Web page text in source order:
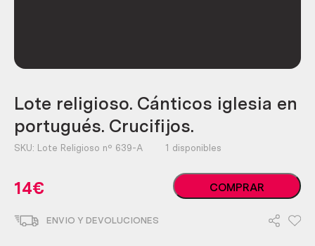
Lote religioso. Cánticos iglesia en
portugués. Crucifijos.
SKU: Lote Religioso nº 639-A 1 disponibles
14€
Lote
religioso.
COMPRAR
ENVIO Y DEVOLUCIONES